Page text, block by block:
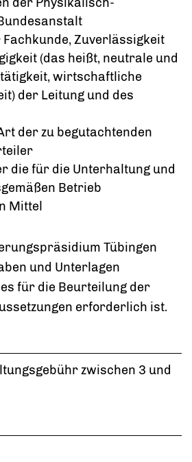
Zuverlässigkeit
(das heißt, neutrale und
wirtschaftliche
der Leitung und des
der zu begutachtenden
die für die Unterhaltung und
Betrieb
Mittel
Tübingen
und Unterlagen
für die Beurteilung der
erforderlich ist.
zwischen 3 und